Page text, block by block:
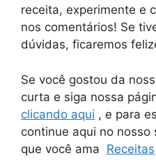
receita, experimente e
nos comentários! Se
dúvidas, ficaremos
Se você gostou da
curta e siga nossa
clicando aqui , e para
continue aqui no
que você ama Receitas